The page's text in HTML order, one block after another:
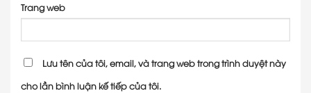
Trang web
Lưu tên của tôi, email, và trang web trong trình duyệt này
cho lần bình luận kế tiếp của tôi.